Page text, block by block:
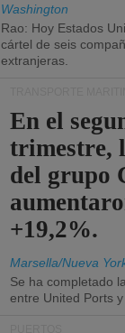
Washington
Rao: Hoy Estados
cártel de seis
extranjeras.
En el
trimestre,
del grupo
+19,2%.
Marsella/Nueva
Se ha completado
entre United Ports